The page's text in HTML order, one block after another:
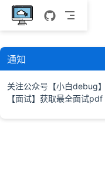
跳至主要內容
通知
关注公众号【小白debug
【面试】获取最全面试pdf